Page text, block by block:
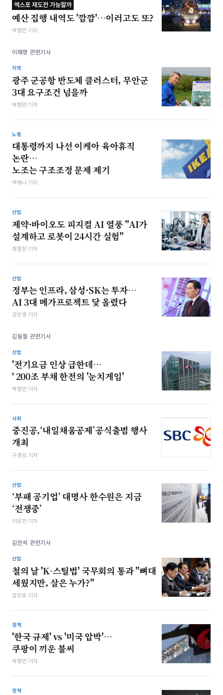
엑스포 재도전 가능할까
예산 집행 내역도 '깜깜'…이러고도 또?
박형민 기자
이재명 관련기사
지역
광주 군공항 반도체 클러스터, 무안군
3대 요구조건 넘을까
박형민 기자
노동
대통령까지 나선 이케아 육아휴직
논란…
노조는 구조조정 문제 제기
박해나 기자
산업
제약·바이오도 피지컬 AI 열풍 "AI가
설계하고 로봇이 24시간 실험"
최영찬 기자
산업
정부는 인프라, 삼성·SK는 투자…
AI 3대 메가프로젝트 닻 올렸다
강은경 기자
김동철 관련기사
산업
'전기요금 인상 급한데…
' 200조 부채 한전의 '눈치게임'
박형민 기자
사회
중진공,‘내일채움공제’공식출범 행사
개최
구경모 기자
산업
‘부패 공기업’ 대명사 한수원은 지금
‘전쟁중’
이유민 기자
김민석 관련기사
산업
철의 날 'K-스틸법' 국무회의 통과 "뼈대
세웠지만, 살은 누가?"
김민호 기자
정책
'한국 규제' vs '미국 압박'…
쿠팡이 끼운 불씨
박형민 기자
정책